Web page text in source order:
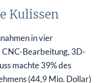
Kulissen
in vier
Bearbeitung, 3D-
machte 39% des
(44,9 Mio. Dollar)